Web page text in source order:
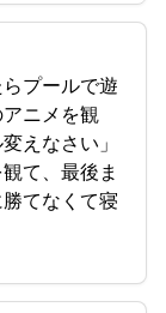
プールで遊
ニメを観
えなさい」
て、最後ま
てなくて寝